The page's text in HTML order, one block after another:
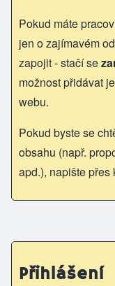
Pokud máte
jen o zajímavém
zapojit - stačí se
možnost přidávat
webu.
Pokud byste se
obsahu (např.
apd.), napište přes
Přihlášení